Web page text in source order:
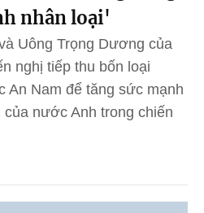
nhân loại'
Uông Trọng Dương của
nghị tiếp thu bốn loại
An Nam để tăng sức mạnh
nước Anh trong chiến